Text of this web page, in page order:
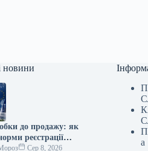
новини
до продажу: як
реєстрації
український
Сер 8, 2026
а